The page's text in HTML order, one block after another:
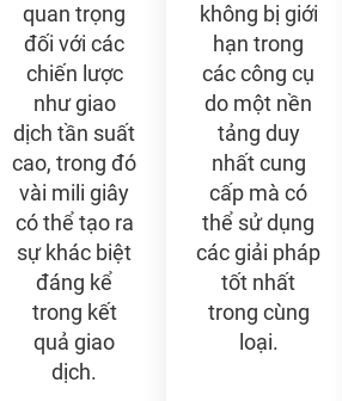
quan trọng
đối với các
chiến lược
như giao
dịch tần suất
cao, trong đó
vài mili giây
có thể tạo ra
sự khác biệt
đáng kể
trong kết
quả giao
dịch.
không bị giới
hạn trong
các công cụ
do một nền
tảng duy
nhất cung
cấp mà có
thể sử dụng
các giải pháp
tốt nhất
trong cùng
loại.